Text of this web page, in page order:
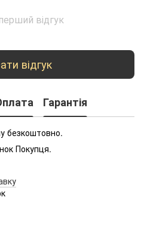
відгук
відгук
Гарантія
безкоштовно.
Покупця.